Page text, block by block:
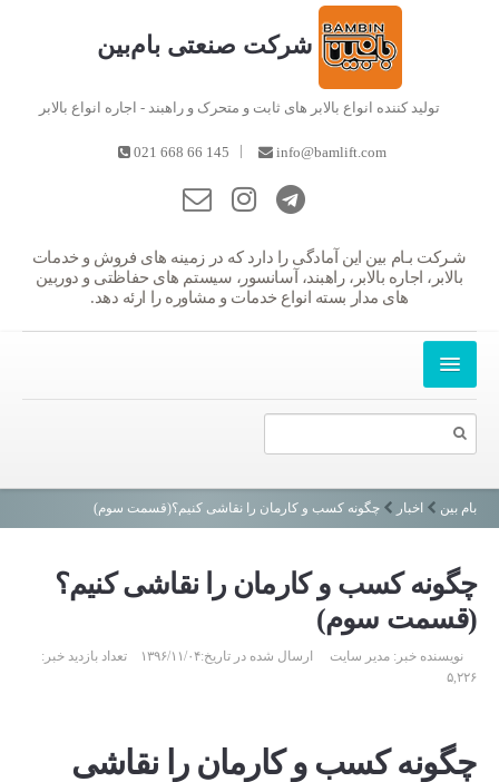
شرکت صنعتی بام‌بین
تولید کننده انواع بالابر های ثابت و متحرک و راهبند - اجاره انواع بالابر
info@bamlift.com
|
021 668 66 145
شـرکت بـام بین این آمادگی را دارد که در زمینه های فروش و خدمات
بالابر، اجاره بالابر، راهبند، آسانسور، سیستم های حفاظتی و دوربین
های مدار بسته انواع خدمات و مشاوره را ارئه دهد.
نمایشگاه ها
گواهی نامه ها
رزومه شرکت
بام بین اخبار چگونه کسب و کارمان را نقاشی کنیم؟(قسمت سوم)
چگونه کسب و کارمان را نقاشی کنیم؟
(قسمت سوم)
نویسنده خبر: مدیر سایت ارسال شده در تاریخ:۱۳۹۶/۱۱/۰۴ تعداد بازدید خبر:
۵,۲۲۶
چگونه کسب و کارمان را نقاشی